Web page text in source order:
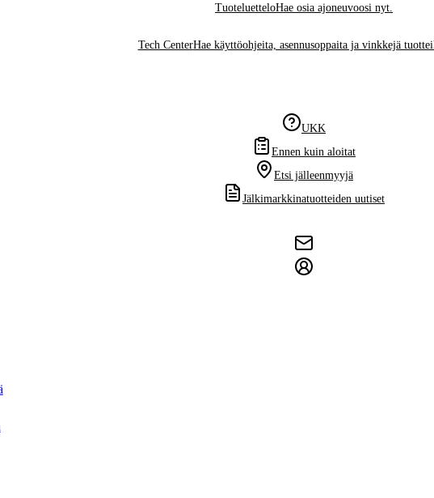
TuoteluetteloHae osia ajoneuvoosi nyt.
Tech CenterHae käyttöohjeita, asennusoppaita ja vinkkejä
UKK
Ennen kuin aloitat
Etsi jälleenmyyjä
Jälkimarkkinatuotteiden uutiset